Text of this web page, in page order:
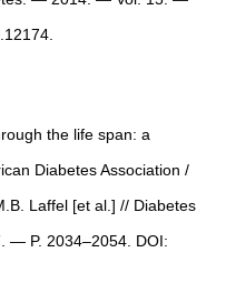
the life span: a
Diabetes Association /
Laffel [et al.] // Diabetes
P. 2034–2054. DOI: